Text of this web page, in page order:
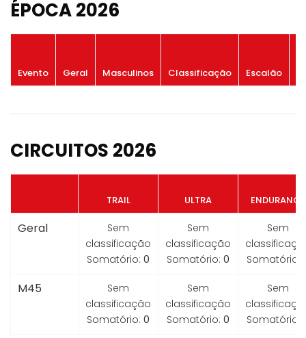
ÉPOCA 2026
Evento Geral Masculinos Classificação Escalão
CIRCUITOS 2026
TRAIL ULTRA ENDURANCE
Geral
Sem
classificação
Somatório: 0
Sem
classificação
Somatório: 0
Sem
Somatório:
M45
Sem
classificação
Somatório: 0
Sem
classificação
Somatório: 0
Sem
Somatório: